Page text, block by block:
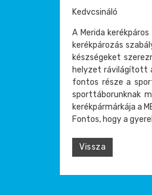
Kedvcsináló
A Merida
kerékpározás
készségeket
helyzet rávilágított
fontos része a
sporttáborunknak
kerékpármárkája a
Fontos, hogy a
Vissza